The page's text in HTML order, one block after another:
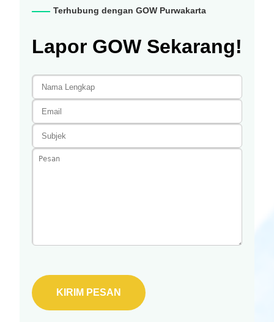
Terhubung dengan GOW Purwakarta
Lapor GOW Sekarang!